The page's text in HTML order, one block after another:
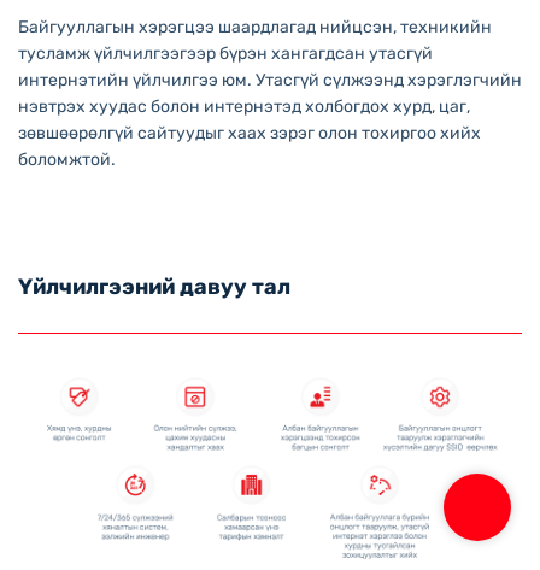
Байгууллагын хэрэгцээ шаардлагад нийцсэн, техникийн
тусламж үйлчилгээгээр бүрэн хангагдсан утасгүй
интернэтийн үйлчилгээ юм. Утасгүй сүлжээнд хэрэглэгчийн
нэвтрэх хуудас болон интернэтэд холбогдох хурд, цаг,
зөвшөөрөлгүй сайтуудыг хаах зэрэг олон тохиргоо хийх
боломжтой.
Үйлчилгээний давуу тал